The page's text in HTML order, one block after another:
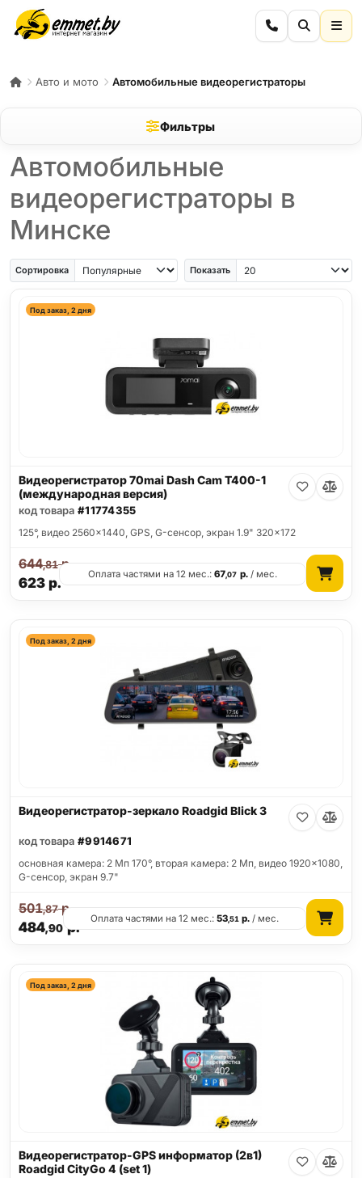
Авто и мото Автомобильные видеорегистраторы
Фильтры
Автомобильные
видеорегистраторы в
Минске
Сортировка Показать
Под заказ, 2 дня
Видеорегистратор 70mai Dash Cam T400-1
(международная версия)
код товара #11774355
125°, видео 2560x1440, GPS, G-сенсор, экран 1.9" 320x172
623р.
644,81р.
Оплата частями на 12 мес.:67,07 р./ мес.
Под заказ, 2 дня
Видеорегистратор-зеркало Roadgid Blick 3
код товара #9914671
основная камера: 2 Мп 170°, вторая камера: 2 Мп, видео 1920x1080,
G-сенсор, экран 9.7"
484,90р.
501,87р.
Оплата частями на 12 мес.:53,51 р. / мес.
Под заказ, 2 дня
Видеорегистратор-GPS информатор (2в1)
Roadgid CityGo 4 (set 1)